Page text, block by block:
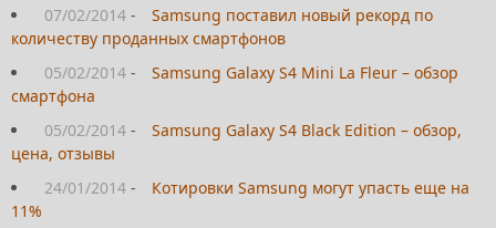
07/02/2014 -
Samsung поставил новый рекорд по
количеству проданных смартфонов
05/02/2014 -
Samsung Galaxy S4 Mini La Fleur – обзор
смартфона
05/02/2014 -
Samsung Galaxy S4 Black Edition – обзор,
цена, отзывы
24/01/2014 -
Котировки Samsung могут упасть еще на
11%